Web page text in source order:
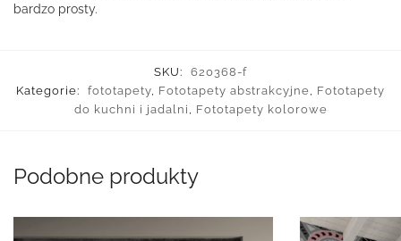
bardzo prosty.
SKU:
620368-f
Kategorie:
fototapety Fototapety abstrakcyjne
Fototapety
do kuchni i jadalni
Fototapety kolorowe
Podobne produkty